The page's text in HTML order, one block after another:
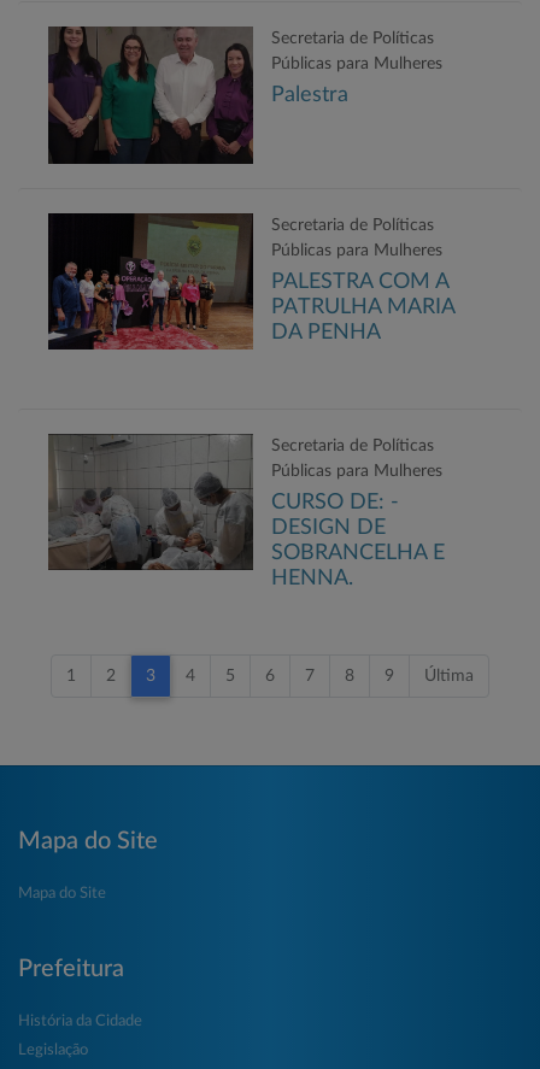
Secretaria de Políticas
Públicas para Mulheres
Palestra
Secretaria de Políticas
Públicas para Mulheres
PALESTRA COM A
PATRULHA MARIA
DA PENHA
Secretaria de Políticas
Públicas para Mulheres
CURSO DE: -
DESIGN DE
SOBRANCELHA E
HENNA.
1 2 3 4 5 6 7 8 9 Última
Mapa do Site
Mapa do Site
Prefeitura
História da Cidade
Legislação